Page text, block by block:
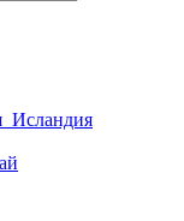
Исландия